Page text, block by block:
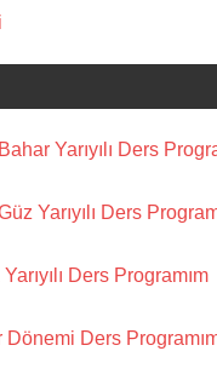
Yarıyılı Ders
Yarıyılı Ders
Ders Programım
Ders